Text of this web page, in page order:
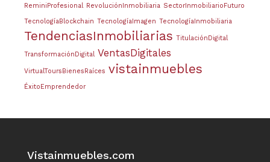
ReminiProfesional RevoluciónInmobiliaria SectorInmobiliarioFuturo
TecnologíaBlockchain TecnologíaImagen TecnologíaInmobiliaria
TendenciasInmobiliarias TitulaciónDigital
TransformaciónDigital VentasDigitales
VirtualToursBienesRaíces vistainmuebles
ÉxitoEmprendedor
Vistainmuebles.com